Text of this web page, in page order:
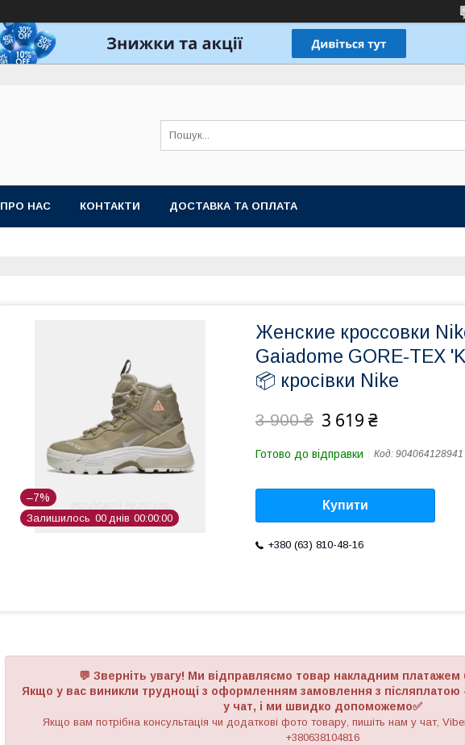
ПРО НАС КОНТАКТИ ДОСТАВКА ТА ОПЛАТА
–7%
Залишилось 00 днів 00 00 00
Женские кроссовки
Gaiadome GORE-TEX
📦 кросівки Nike
3 900 ₴ 3 619 ₴
Готово до відправки Код: 904064128941
Купити
+380 (63) 810-48-16
💬 Зверніть увагу! Ми відправляємо товар накладним
Якщо у вас виникли труднощі з оформленням замовлення з післяплатою
у чат, і ми швидко допоможемо✅
Якщо вам потрібна консультація чи додаткові фото товару, пишіть нам у чат,
+380638104816